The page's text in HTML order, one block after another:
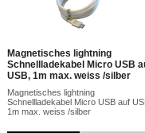
Magnetisches lightning
Schnellladekabel Micro USB
USB, 1m max. weiss /silber
Magnetisches lightning
Schnellladekabel Micro USB auf
1m max. weiss /silber